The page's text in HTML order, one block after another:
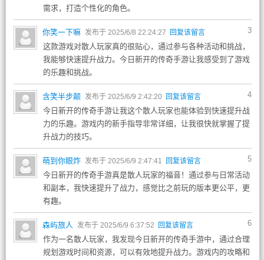
需求，打造个性化的角色。
3
你笑一下嘛 发布于 2025/6/8 22:24:27 回复该留言
这款游戏对散人玩家真的很贴心，通过参与各种活动和挑战，
我能够快速提升战力。今日新开的传奇手游让我感受到了游戏
的乐趣和挑战。
4
含笑半步颠 发布于 2025/6/9 2:42:20 回复该留言
今日新开的传奇手游让我这个散人玩家也能体验到快速提升战
力的乐趣。游戏内的新手指导非常详细，让我很快就掌握了提
升战力的技巧。
5
萌到你眼炸 发布于 2025/6/9 2:47:41 回复该留言
今日新开的传奇手游真是散人玩家的福音！通过参与日常活动
和副本，我快速提升了战力，感觉比之前玩的版本更公平，更
有趣。
6
森屿旅人 发布于 2025/6/9 6:37:52 回复该留言
作为一名散人玩家，我发现今日新开的传奇手游中，通过合理
规划游戏时间和资源，可以有效地提升战力。游戏内的攻略和